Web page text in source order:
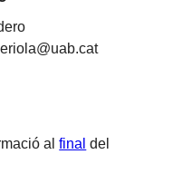
alfinal del